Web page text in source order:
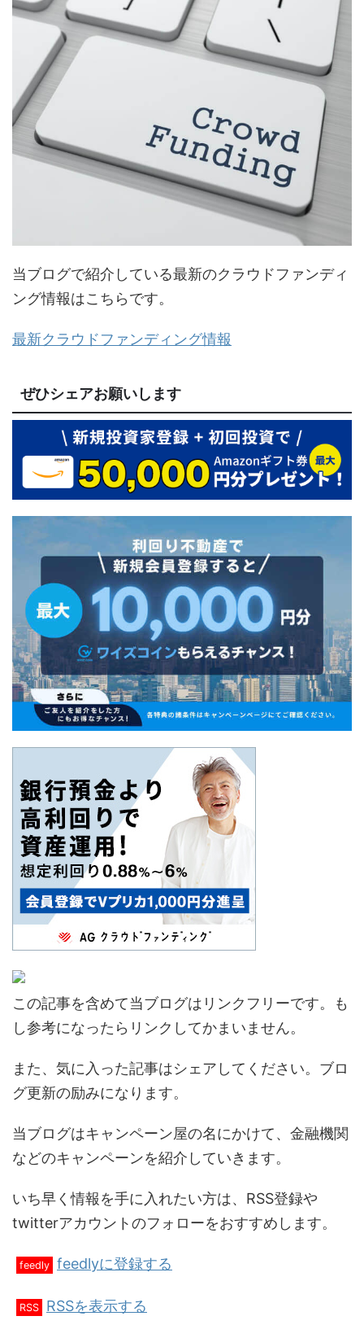
当ブログで紹介している最新のクラウドファンディ
ング情報はこちらです。
最新クラウドファンディング情報
ぜひシェアお願いします
この記事を含めて当ブログはリンクフリーです。も
し参考になったらリンクしてかまいません。
また、気に入った記事はシェアしてください。ブロ
グ更新の励みになります。
当ブログはキャンペーン屋の名にかけて、金融機関
などのキャンペーンを紹介していきます。
いち早く情報を手に入れたい方は、RSS登録や
twitterアカウントのフォローをおすすめします。
feedly feedlyに登録する
RSS RSSを表示する